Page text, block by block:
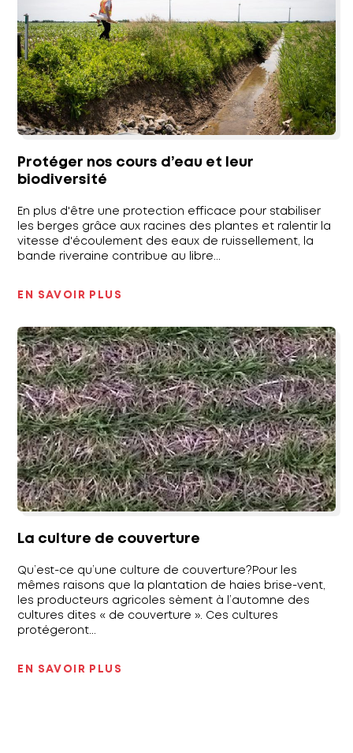
Protéger nos cours d’eau et leur
biodiversité
En plus d'être une protection efficace pour stabiliser
les berges grâce aux racines des plantes et ralentir la
vitesse d'écoulement des eaux de ruissellement, la
bande riveraine contribue au libre...
EN SAVOIR PLUS
La culture de couverture
Qu’est-ce qu’une culture de couverture?Pour les
mêmes raisons que la plantation de haies brise-vent,
les producteurs agricoles sèment à l’automne des
cultures dites « de couverture ». Ces cultures
protégeront...
EN SAVOIR PLUS